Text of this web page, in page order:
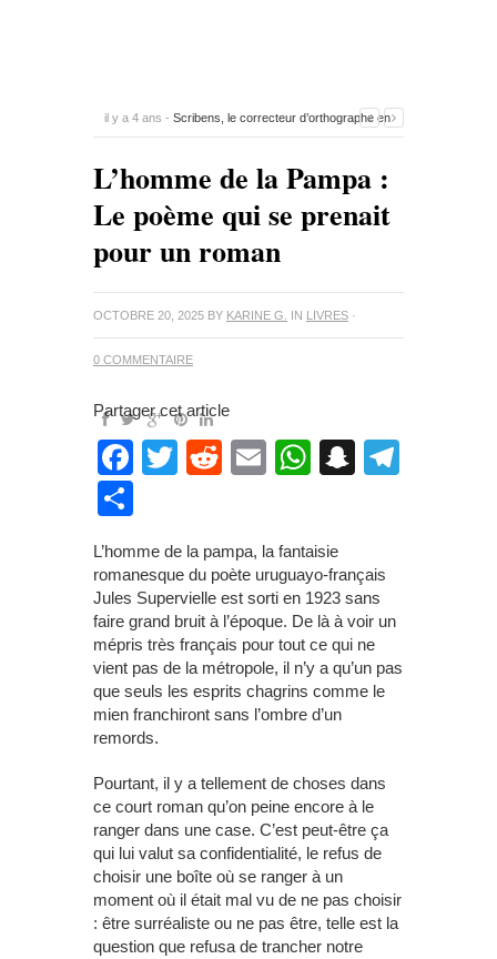
il y a 5 ans - Comment savoir si un stylo Montblanc est
L’homme de la Pampa :
Le poème qui se prenait
pour un roman
OCTOBRE 20, 2025 BY KARINE G. IN LIVRES ·
0 COMMENTAIRE
Partager cet article
Facebook
Twitter
RedditEmailWhatsApp
L’homme de la pampa, la fantaisie
romanesque du poète uruguayo-français
Jules Supervielle est sorti en 1923 sans
faire grand bruit à l’époque. De là à voir un
mépris très français pour tout ce qui ne
vient pas de la métropole, il n’y a qu’un pas
que seuls les esprits chagrins comme le
mien franchiront sans l’ombre d’un
remords.
Pourtant, il y a tellement de choses dans
ce court roman qu’on peine encore à le
ranger dans une case. C’est peut-être ça
qui lui valut sa confidentialité, le refus de
choisir une boîte où se ranger à un
moment où il était mal vu de ne pas choisir
: être surréaliste ou ne pas être, telle est la
question que refusa de trancher notre